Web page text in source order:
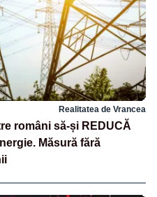
Realitatea de Vrancea
români să-și REDUCĂ
Măsură fără